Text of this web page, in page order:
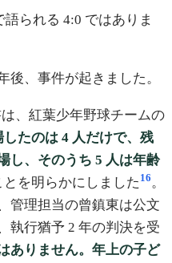
られる 4:0 ではありま
後、事件が起きました。
、紅葉少年野球チームの
たのは 4 人だけで、残
し、そのうち 5 人は年齢
とを明らかにしました 16。
管理担当の曾鎮東は公文
執行猶予 2 年の判決を受
ありません。年上の子ど